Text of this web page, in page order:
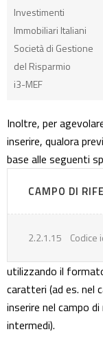
Investimenti
Immobiliari Italiani
Società di Gestione
del Risparmio
i3-MEF
Inoltre, per
inserire, qualora
base alle seguenti
CAMPO DI
2.2.1.15 Codice
utilizzando il
caratteri (ad es. nel
inserire nel campo
intermedi).